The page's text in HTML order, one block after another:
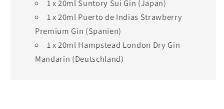
1 x 20ml Suntory Sui Gin (Japan)
1 x 20ml Puerto de Indias Strawberry
Premium Gin (Spanien)
1 x 20ml Hampstead London Dry Gin
Mandarin (Deutschland)